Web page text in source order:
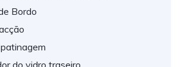
Bordo
do vidro traseiro